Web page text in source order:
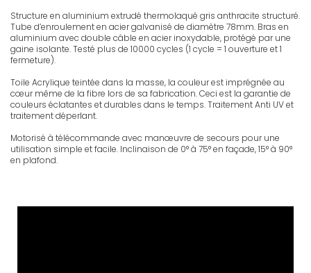
Structure en aluminium extrudé thermolaqué gris anthracite structuré.
Tube d’enroulement en acier galvanisé de diamètre 78mm. Bras en
aluminium avec double câble en acier inoxydable, protégé par une
gaine isolante. Testé plus de 10000 cycles (1 cycle = 1 ouverture et 1
fermeture).
Toile Acrylique teintée dans la masse, la couleur est imprégnée au
cœur même de la fibre lors de sa fabrication. Ceci est la garantie de
couleurs éclatantes et durables dans le temps. Traitement Anti UV et
traitement déperlant.
Motorisé à télécommande avec manœuvre de secours pour une
utilisation simple et facile. Inclinaison de 0° à 75° en façade, 15° à 90°
en plafond.